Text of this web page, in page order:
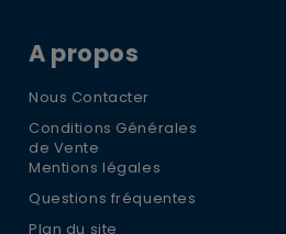
A propos
Nous Contacter
Conditions Générales
de Vente
Mentions légales
Questions fréquentes
Plan du site